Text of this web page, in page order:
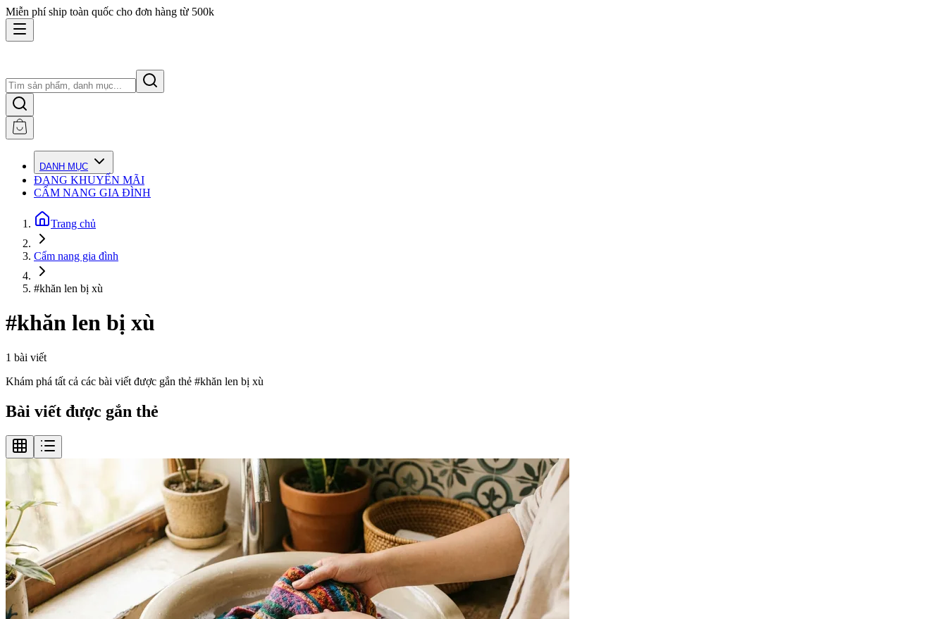
Miễn phí ship toàn quốc cho đơn hàng từ 500k
DANH MỤC
ĐANG KHUYẾN MÃI
CẨM NANG GIA ĐÌNH
Trang chủ
Cẩm nang gia đình
#khăn len bị xù
#khăn len bị xù
1 bài viết
Khám phá tất cả các bài viết được gắn thẻ #khăn len bị xù
Bài viết được gắn thẻ